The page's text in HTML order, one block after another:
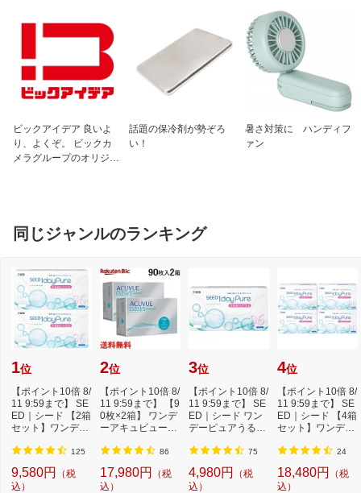
清心蓮子飲エキス 2238mg（レンニ
ク 3.5g、バクモンドウ 2.1g、ブクリ
ョウ 2.8g、ニンジン 3.5g、シャゼン
シ 2.1g、オウゴン 2.1g、オウギ 2.
8g、ジコッピ 2.1g、カンゾウ 0.7gよ
り抽出）
添加物：無水ケイ酸、ケイ酸Al、CMC-C
アリン酸Mg、プロピレングリコール、
バニリン、エチルバニリン、香料
保管及び取り扱い上
（1）直射日光の当たらない湿気の少な
（2）小児の手の届かない所に保管して
ください
（3）他の容器に入れ替えないでくださ
い（誤用の原因になったり品質が変わり
ます）
（5）ビンの中の詰め物は輸送時の破損
防止用なので開封時に捨ててください
お問い合わせ先1
小林製薬株式会社 お客様相談室
TEL：0120-5884-01
日を除く）
ビックアイデア 良いよ
り、よくぞ。 ビックカ
メラグループのオリジナ
話題の保冷剤が勢ぞろ
い！
暑さ対策に ハンディフ
ァン
同じジャンルのランキング
1位
【ポイント10倍 8/
11 9:59まで】 SE
ED｜シード 【2箱
セット】ワンデー
125
9,580円
（税
込）
2位
【ポイント10倍 8/
11 9:59まで】 【9
0枚×2箱】 ワンデ
ーアキュビューオ
86
17,980円
（税
込）
3位
【ポイント10倍 8/
11 9:59まで】 SE
ED｜シード ワン
デーピュアうるお
75
4,980円
（税
込）
4位
【ポイント10倍 8/
11 9:59まで】 SE
ED｜シード 【4箱
セット】ワンデー
24
18,480円
（税
込）